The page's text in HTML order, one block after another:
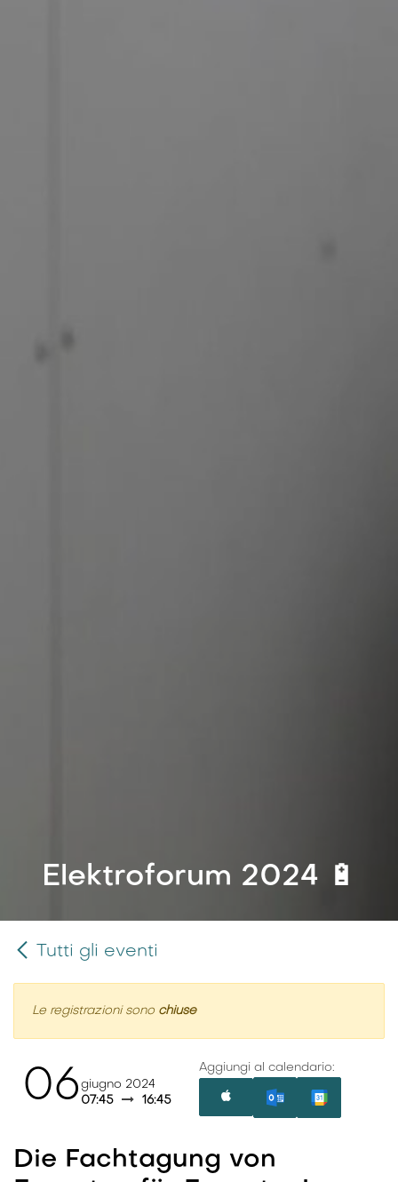
Elektroforum 2024 🔋
Tutti gli eventi
Le registrazioni sono chiuse
06 giugno 2024
07:45
16:45
Aggiungi al calendario:
Die Fachtagung von